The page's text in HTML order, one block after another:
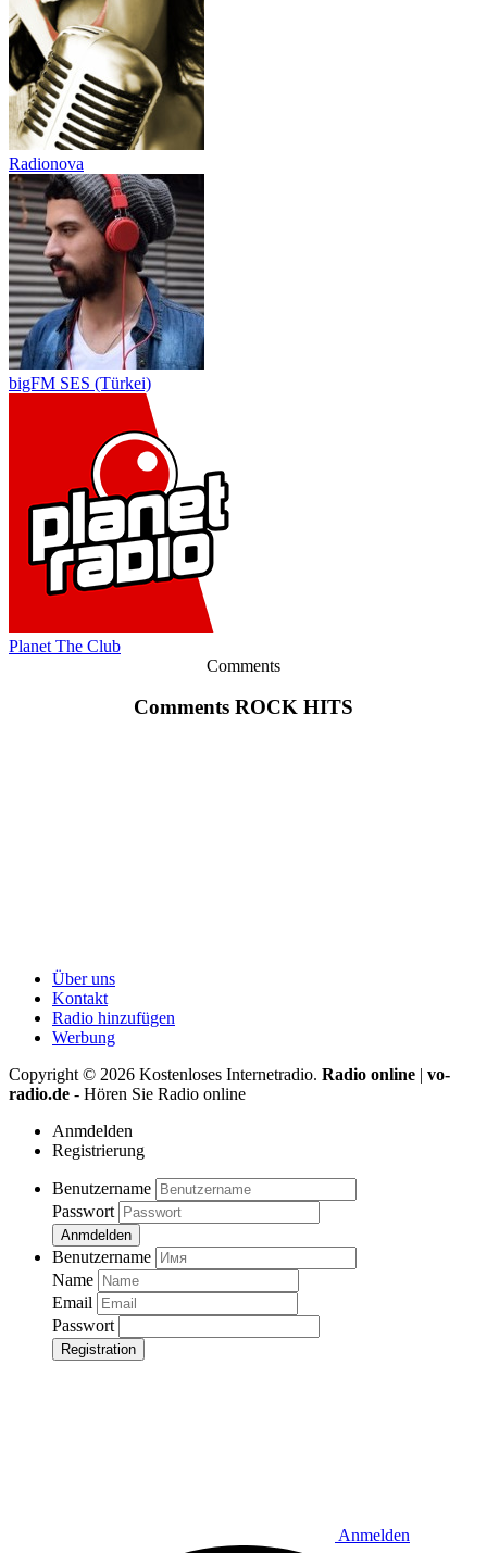
Radionova
bigFM SES (Türkei)
Planet The Club
Comments
Comments ROCK HITS
Über uns
Kontakt
Radio hinzufügen
Werbung
Copyright © 2026 Kostenloses Internetradio. Radio online | vo-
radio.de - Hören Sie Radio online
Anmdelden
Registrierung
Benutzername
Passwort
Anmdelden
Benutzername
Name
Email
Passwort
Registration
Anmelden